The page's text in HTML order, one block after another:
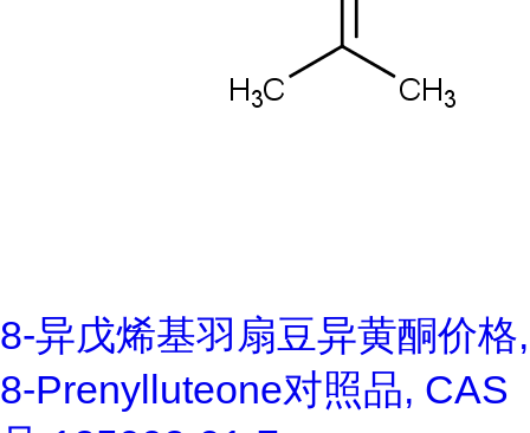
8-异戊烯基羽扇豆异黄酮价格,
8-Prenylluteone对照品, CAS